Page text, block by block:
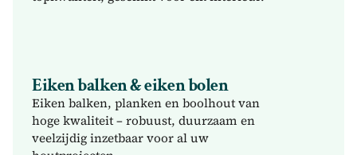
Eiken balken & eiken bolen
Eiken balken, planken en boolhout van
hoge kwaliteit – robuust, duurzaam en
veelzijdig inzetbaar voor al uw